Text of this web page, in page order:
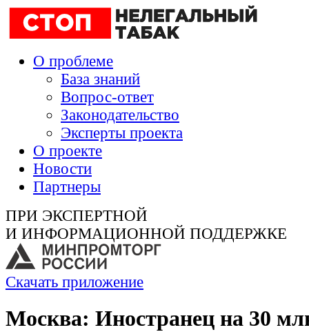
О проблеме
База знаний
Вопрос-ответ
Законодательство
Эксперты проекта
О проекте
Новости
Партнеры
ПРИ ЭКСПЕРТНОЙ
И ИНФОРМАЦИОННОЙ ПОДДЕРЖКЕ
Скачать приложение
Москва: Иностранец на 30